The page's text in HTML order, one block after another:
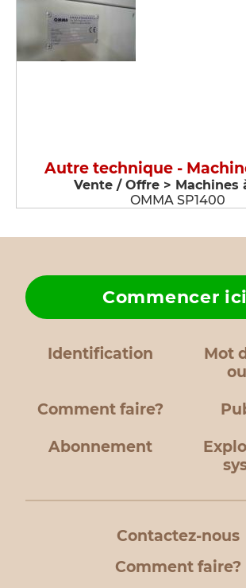
Autre technique -
Vente / Offre > Machines
OMMA SP1400
Identification
Mot
Comment faire?
Commencer
Abonnement
Contactez-nous
Comment faire?